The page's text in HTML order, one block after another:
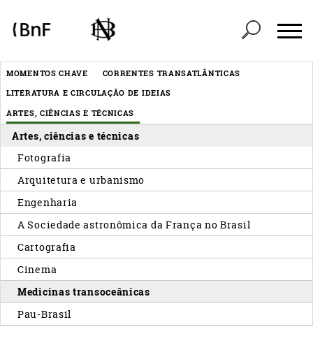
Menu
éditorial
MOMENTOS CHAVE
CORRENTES TRANSATLÂNTICAS
LITERATURA E CIRCULAÇÃO DE IDEIAS
ARTES, CIÊNCIAS E TÉCNICAS
Artes, ciências e técnicas
Fotografia
Arquitetura e urbanismo
Engenharia
A Sociedade astronômica da França no Brasil
Cartografia
Cinema
Medicinas transoceânicas
Pau-Brasil